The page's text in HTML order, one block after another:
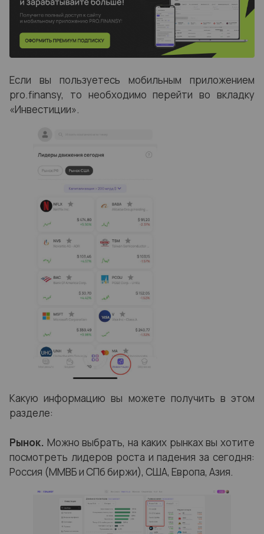
Если вы пользуетесь мобильным приложением
pro.finansy, то необходимо перейти во вкладку
«Инвестиции».
Какую информацию вы можете получить в этом
разделе:
Рынок. Можно выбрать, на каких рынках вы хотите
посмотреть лидеров роста и падения за сегодня:
Россия (ММВБ и СПб биржи), США, Европа, Азия.